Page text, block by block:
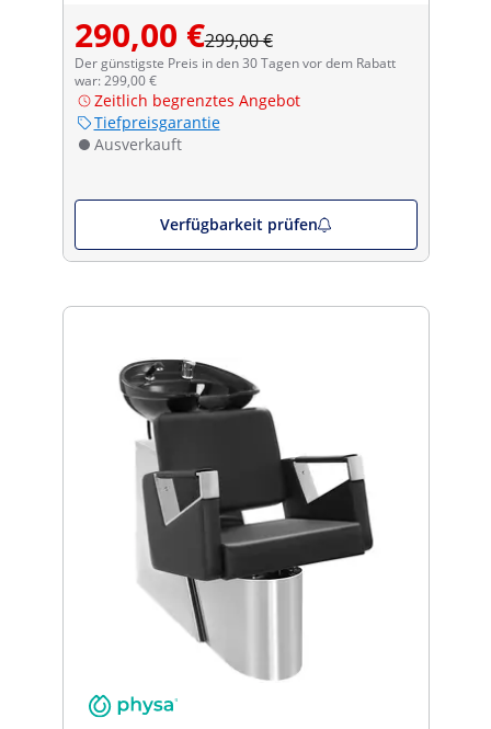
290,00 €299,00 €
Der günstigste Preis in den 30 Tagen vor dem Rabatt
war: 299,00 €
Zeitlich begrenztes Angebot
Tiefpreisgarantie
Ausverkauft
Verfügbarkeit prüfen